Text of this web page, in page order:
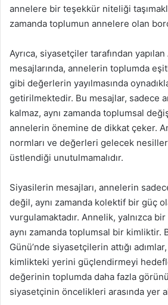
annelere bir teşekkür niteliği
zamanda toplumun annelere olan
Ayrıca, siyasetçiler tarafından
mesajlarında, annelerin toplumda
gibi değerlerin yayılmasında
getirilmektedir. Bu mesajlar, sadece
kalmaz, aynı zamanda toplumsal
annelerin önemine de dikkat çeker.
normları ve değerleri gelecek
üstlendiği unutulmamalıdır.
Siyasilerin mesajları, annelerin
değil, aynı zamanda kolektif bir güç
vurgulamaktadır. Annelik, yalnızca
aynı zamanda toplumsal bir kimliktir.
Günü’nde siyasetçilerin attığı
kimlikteki yerini güçlendirmeyi
değerinin toplumda daha fazla
siyasetçinin öncelikleri arasında yer